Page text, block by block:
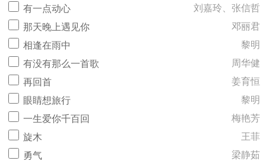
有一点动心
刘嘉玲、张信哲
那天晚上遇见你
邓丽君
相逢在雨中
黎明
有没有那么一首歌
周华健
再回首
姜育恒
眼睛想旅行
黎明
一生爱你千百回
梅艳芳
旋木
王菲
勇气
梁静茹